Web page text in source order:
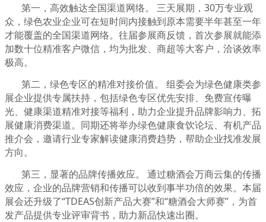
第一，高效触达全国渠道网络。 三天展期，30万专业观
众，绿色农业企业可在短时间内接触到原本需要半年甚至一年
才能覆盖的全国渠道网络。往届参展商反馈，首次参展就能添
加数十位精准客户微信，均为批发、商超等大客户，洽谈效率
极高。
第二，绿色专区的精准对接价值。 组委会为绿色健康类参
展企业提供专属扶持，包括绿色专区优先安排、免费宣传曝
光、健康渠道精准对接等福利，助力企业提升品牌影响力、拓
展健康消费渠道。同期还将举办绿色健康食饮论坛、有机产品
推介会，邀请行业专家解读健康消费趋势，帮助企业找准发展
方向。
第三，显著的品牌传播效应。 通过糖酒会万商云集的传播
效应，企业的品牌营销和传播可以收到事半功倍的效果。本届
展会还升级了“TDEAS创新产品大赛”和“糖酒会大师赛”，为首
发产品提供专业评审背书，助力新品快速出圈。